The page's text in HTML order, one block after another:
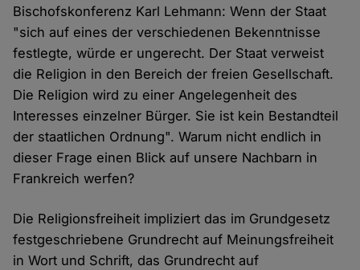
Bischofskonferenz Karl Lehmann: Wenn der Staat
"sich auf eines der verschiedenen Bekenntnisse
festlegte, würde er ungerecht. Der Staat verweist
die Religion in den Bereich der freien Gesellschaft.
Die Religion wird zu einer Angelegenheit des
Interesses einzelner Bürger. Sie ist kein Bestandteil
der staatlichen Ordnung". Warum nicht endlich in
dieser Frage einen Blick auf unsere Nachbarn in
Frankreich werfen?
Die Religionsfreiheit impliziert das im Grundgesetz
festgeschriebene Grundrecht auf Meinungsfreiheit
in Wort und Schrift, das Grundrecht auf